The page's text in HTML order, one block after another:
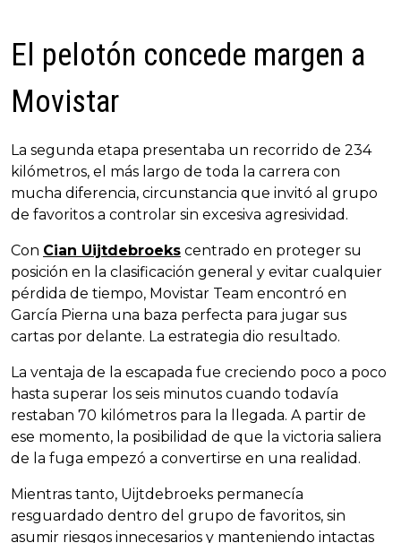
El pelotón concede margen a
Movistar
La segunda etapa presentaba un recorrido de 234
kilómetros, el más largo de toda la carrera con
mucha diferencia, circunstancia que invitó al grupo
de favoritos a controlar sin excesiva agresividad.
Con Cian Uijtdebroeks centrado en proteger su
posición en la clasificación general y evitar cualquier
pérdida de tiempo, Movistar Team encontró en
García Pierna una baza perfecta para jugar sus
cartas por delante. La estrategia dio resultado.
La ventaja de la escapada fue creciendo poco a poco
hasta superar los seis minutos cuando todavía
restaban 70 kilómetros para la llegada. A partir de
ese momento, la posibilidad de que la victoria saliera
de la fuga empezó a convertirse en una realidad.
Mientras tanto, Uijtdebroeks permanecía
resguardado dentro del grupo de favoritos, sin
asumir riesgos innecesarios y manteniendo intactas